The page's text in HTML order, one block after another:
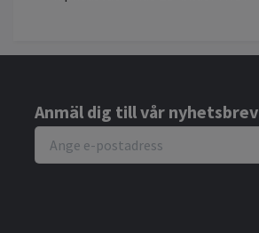
Anmäl dig till vår nyhetsbrev